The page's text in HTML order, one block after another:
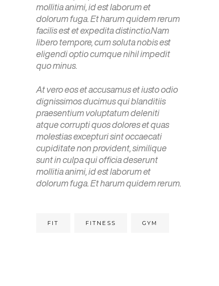
mollitia animi, id est laborum et
dolorum fuga. Et harum quidem rerum
facilis est et expedita distinctio.Nam
libero tempore, cum soluta nobis est
eligendi optio cumque nihil impedit
quo minus.
At vero eos et accusamus et iusto odio
dignissimos ducimus qui blanditiis
praesentium voluptatum deleniti
atque corrupti quos dolores et quas
molestias excepturi sint occaecati
cupiditate non provident, similique
sunt in culpa qui officia deserunt
mollitia animi, id est laborum et
dolorum fuga. Et harum quidem rerum.
FIT FITNESS GYM